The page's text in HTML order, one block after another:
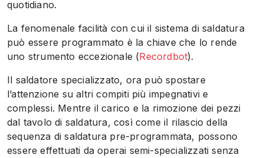
quotidiano.
La fenomenale facilità con cui il sistema di saldatura
può essere programmato è la chiave che lo rende
uno strumento eccezionale (Recordbot).
Il saldatore specializzato, ora può spostare
l’attenzione su altri compiti più impegnativi e
complessi. Mentre il carico e la rimozione dei pezzi
dal tavolo di saldatura, così come il rilascio della
sequenza di saldatura pre-programmata, possono
essere effettuati da operai semi-specializzati senza